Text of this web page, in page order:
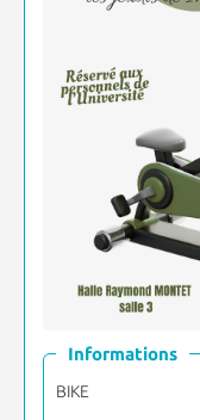
Informations
BIKE